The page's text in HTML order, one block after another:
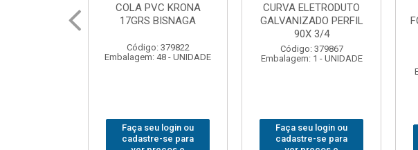
CURVA ELETRODUTO
GALVANIZADO PERFIL
Código: 379867
Embalagem: 1 - UNIDADE
Faça seu login ou
cadastre-se para
SOQUETE COM
FOTOCELULA EXATRON
COM SENSOR
SPT0E27XC
Código: 379788
Faça seu login ou
cadastre-se para